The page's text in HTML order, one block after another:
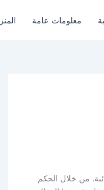
معلومات عامة
من خلال الحكم